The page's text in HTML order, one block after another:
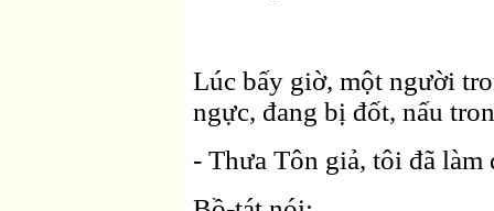
Lúc bấy giờ, một người
ngực, đang bị đốt, nấu
- Thưa Tôn giả, tôi đã làm